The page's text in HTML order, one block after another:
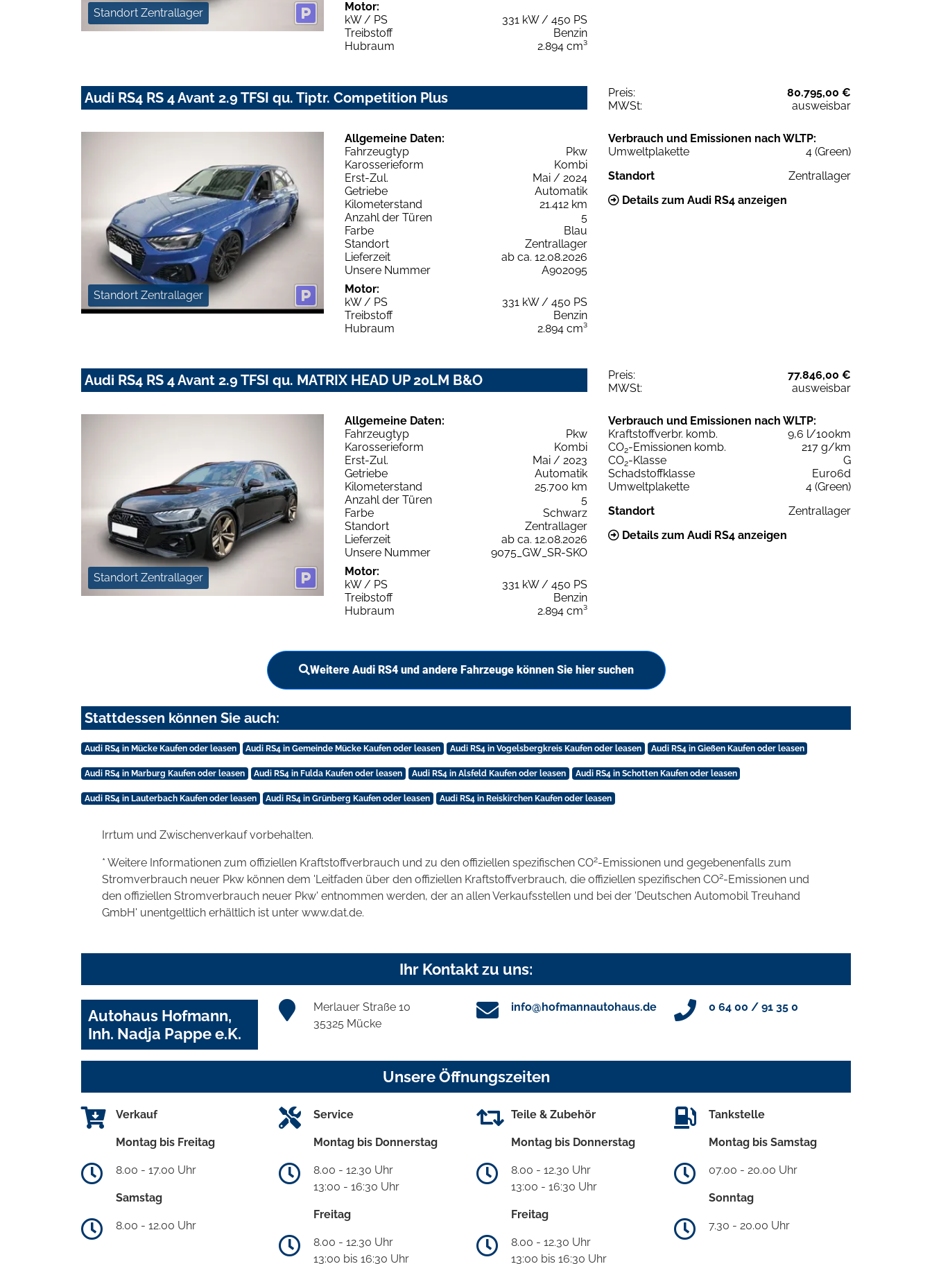
Standort Zentrallager
Motor:
kW / PS
331 kW / 450 PS
Treibstoff
Benzin
Hubraum
2.894 cm³
Audi RS4 RS 4 Avant 2.9 TFSI qu. Tiptr. Competition Plus Preis:
80.795,00 €
MWSt:
ausweisbar
Standort Zentrallager
Allgemeine Daten:
Fahrzeugtyp
Pkw
Karosserieform
Kombi
Erst-Zul.
Mai / 2024
Getriebe
Automatik
Kilometerstand
21.412 km
Anzahl der Türen
5
Farbe
Blau
Standort
Zentrallager
Lieferzeit
ab ca. 12.08.2026
Unsere Nummer
A902095
Motor:
kW / PS
331 kW / 450 PS
Treibstoff
Benzin
Hubraum
2.894 cm³
Verbrauch und Emissionen nach WLTP:
Umweltplakette
4 (Green)
Standort
Zentrallager
Details zum Audi RS4 anzeigen
Audi RS4 RS 4 Avant 2.9 TFSI qu. MATRIX HEAD UP 20LM B&O Preis:
77.846,00 €
MWSt:
ausweisbar
Standort Zentrallager
Allgemeine Daten:
Fahrzeugtyp
Pkw
Karosserieform
Kombi
Erst-Zul.
Mai / 2023
Getriebe
Automatik
Kilometerstand
25.700 km
Anzahl der Türen
5
Farbe
Schwarz
Standort
Zentrallager
Lieferzeit
ab ca. 12.08.2026
Unsere Nummer
9075_GW_SR-SKO
Motor:
kW / PS
331 kW / 450 PS
Treibstoff
Benzin
Hubraum
2.894 cm³
Verbrauch und Emissionen nach WLTP:
Kraftstoffverbr. komb.
9,6 l/100km
CO2-Emissionen komb.
217 g/km
CO2-Klasse
G
Schadstoffklasse
Euro6d
Umweltplakette
4 (Green)
Standort
Zentrallager
Details zum Audi RS4 anzeigen
Weitere Audi RS4 und andere Fahrzeuge können Sie hier suchen
Stattdessen können Sie auch:
Audi RS4 in Mücke Kaufen oder leasen Audi RS4 in Gemeinde Mücke Kaufen oder leasen Audi RS4 in Vogelsbergkreis Kaufen oder leasen Audi RS4 in Gießen Kaufen oder leasen
Audi RS4 in Marburg Kaufen oder leasen Audi RS4 in Fulda Kaufen oder leasen Audi RS4 in Alsfeld Kaufen oder leasen Audi RS4 in Schotten Kaufen oder leasen
Audi RS4 in Lauterbach Kaufen oder leasen Audi RS4 in Grünberg Kaufen oder leasen Audi RS4 in Reiskirchen Kaufen oder leasen
Irrtum und Zwischenverkauf vorbehalten.
* Weitere Informationen zum offiziellen Kraftstoffverbrauch und zu den offiziellen spezifischen CO2-Emissionen und gegebenenfalls zum
Stromverbrauch neuer Pkw können dem 'Leitfaden über den offiziellen Kraftstoffverbrauch, die offiziellen spezifischen CO2-Emissionen und
den offiziellen Stromverbrauch neuer Pkw' entnommen werden, der an allen Verkaufsstellen und bei der 'Deutschen Automobil Treuhand
GmbH' unentgeltlich erhältlich ist unter www.dat.de.
Ihr Kontakt zu uns:
Autohaus Hofmann,
Inh. Nadja Pappe e.K.
Merlauer Straße 10
35325 Mücke
info@hofmannautohaus.de 0 64 00 / 91 35 0
Unsere Öffnungszeiten
Verkauf
Montag bis Freitag
8.00 - 17.00 Uhr
Samstag
8.00 - 12.00 Uhr
Service
Montag bis Donnerstag
8.00 - 12.30 Uhr
13:00 - 16:30 Uhr
Freitag
8.00 - 12.30 Uhr
13:00 bis 16:30 Uhr
Teile & Zubehör
Montag bis Donnerstag
8.00 - 12.30 Uhr
13:00 - 16:30 Uhr
Freitag
8.00 - 12.30 Uhr
13:00 bis 16:30 Uhr
Tankstelle
Montag bis Samstag
07.00 - 20.00 Uhr
Sonntag
7.30 - 20.00 Uhr